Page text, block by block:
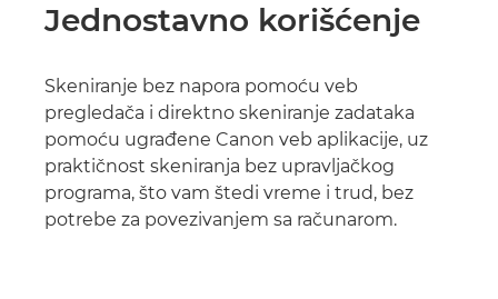
Jednostavno korišćenje
Skeniranje bez napora pomoću veb
pregledača i direktno skeniranje zadataka
pomoću ugrađene Canon veb aplikacije, uz
praktičnost skeniranja bez upravljačkog
programa, što vam štedi vreme i trud, bez
potrebe za povezivanjem sa računarom.